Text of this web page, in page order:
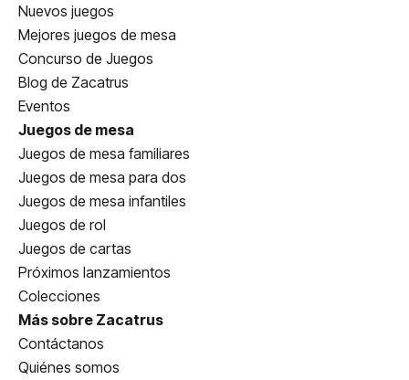
Nuevos juegos
Mejores juegos de mesa
Concurso de Juegos
Blog de Zacatrus
Eventos
Juegos de mesa
Juegos de mesa familiares
Juegos de mesa para dos
Juegos de mesa infantiles
Juegos de rol
Juegos de cartas
Próximos lanzamientos
Colecciones
Más sobre Zacatrus
Contáctanos
Quiénes somos